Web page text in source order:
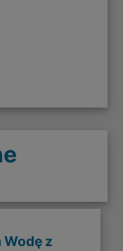
Wodę z